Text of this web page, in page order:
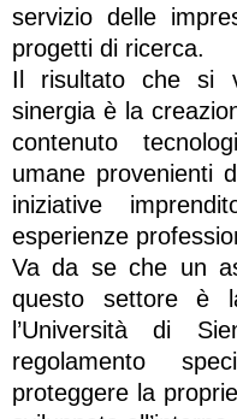
servizio delle
progetti di ricerca.
Il risultato che si
sinergia è la
contenuto
umane provenienti
iniziative
esperienze
Va da se che un
questo settore è
l’Università di
regolamento
proteggere la